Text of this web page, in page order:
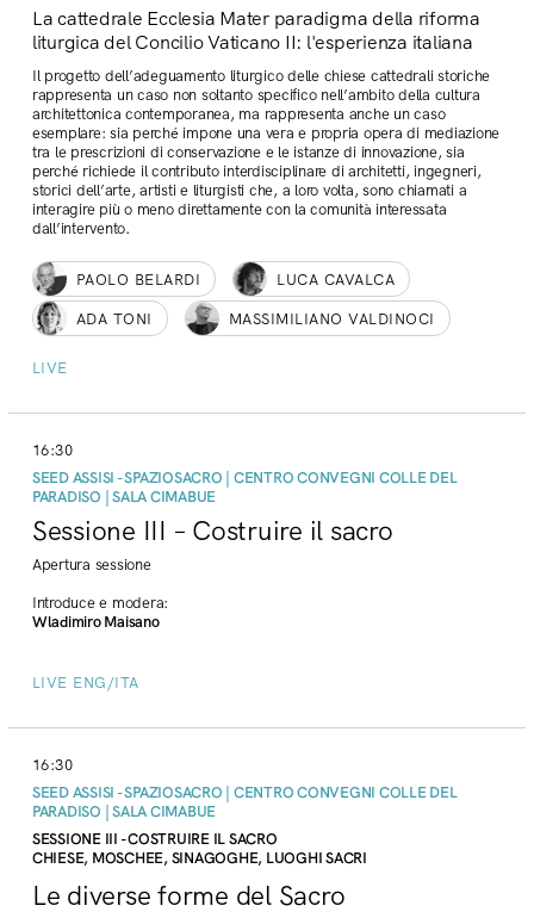
La cattedrale Ecclesia Mater paradigma della riforma
liturgica del Concilio Vaticano II: l'esperienza italiana
Il progetto dell’adeguamento liturgico delle chiese cattedrali storiche
rappresenta un caso non soltanto specifico nell’ambito della cultura
architettonica contemporanea, ma rappresenta anche un caso
esemplare: sia perché impone una vera e propria opera di mediazione
tra le prescrizioni di conservazione e le istanze di innovazione, sia
perché richiede il contributo interdisciplinare di architetti, ingegneri,
storici dell’arte, artisti e liturgisti che, a loro volta, sono chiamati a
interagire più o meno direttamente con la comunità interessata
dall’intervento.
PAOLO BELARDI LUCA CAVALCA
ADA TONI MASSIMILIANO VALDINOCI
LIVE
16:30
SEED ASSISI - SPAZIOSACRO | CENTRO CONVEGNI COLLE DEL
PARADISO | SALA CIMABUE
Sessione III – Costruire il sacro
Apertura sessione
Introduce e modera:
Wladimiro Maisano
LIVE ENG/ITA
16:30
SEED ASSISI - SPAZIOSACRO | CENTRO CONVEGNI COLLE DEL
PARADISO | SALA CIMABUE
SESSIONE III - COSTRUIRE IL SACRO
CHIESE, MOSCHEE, SINAGOGHE, LUOGHI SACRI
Le diverse forme del Sacro